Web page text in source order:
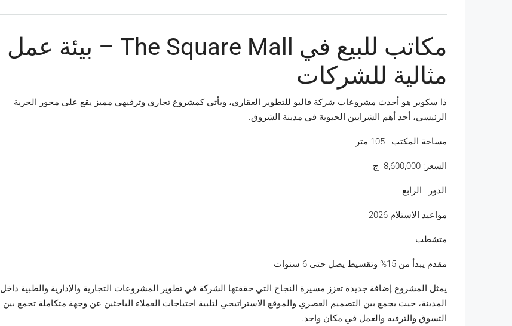
مكاتب للبيع في The Square Mall – بيئة عمل
مثالية للشركات
ذا سكوير هو أحدث مشروعات شركة فاليو للتطوير العقاري، ويأتي كمشروع تجاري وترفيهي مميز يقع على محور الحرية
الرئيسي، أحد أهم الشرايين الحيوية في مدينة الشروق.
مساحة المكتب : 105 متر
السعر: 8,600,000 ج
الدور : الرابع
مواعيد الاستلام 2026
متشطب
مقدم يبدأ من 15% وتقسيط يصل حتى 6 سنوات
يمثل المشروع إضافة جديدة تعزز مسيرة النجاح التي حققتها الشركة في تطوير المشروعات التجارية والإدارية والطبية داخل
المدينة، حيث يجمع بين التصميم العصري والموقع الاستراتيجي لتلبية احتياجات العملاء الباحثين عن وجهة متكاملة تجمع بين
التسوق والترفيه والعمل في مكان واحد.